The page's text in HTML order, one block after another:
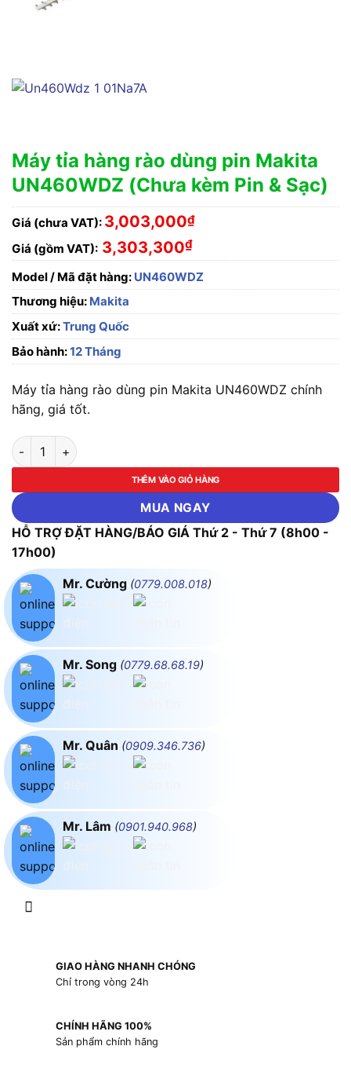
Máy tỉa hàng rào dùng pin Makita
UN460WDZ (Chưa kèm Pin & Sạc)
Giá (chưa VAT): 3,003,000₫
Giá (gồm VAT): 3,303,300₫
Model / Mã đặt hàng: UN460WDZ
Thương hiệu: Makita
Xuất xứ:Trung Quốc
Bảo hành:12 Tháng
Máy tỉa hàng rào dùng pin Makita UN460WDZ chính
hãng, giá tốt.
Máy tỉa hàng rào dùng pin Makita UN460WDZ (Chưa kèm Pin
THÊM VÀO GIỎ HÀNG
MUA NGAY
HỖ TRỢ ĐẶT HÀNG/BÁO GIÁ Thứ 2 - Thứ 7 (8h00 -
17h00)
Mr. Cường (0779.008.018)
Mr. Song (0779.68.68.19)
Mr. Quân (0909.346.736)
Mr. Lâm (0901.940.968)
GIAO HÀNG NHANH CHÓNG
Chỉ trong vòng 24h
CHÍNH HÃNG 100%
Sản phẩm chính hãng